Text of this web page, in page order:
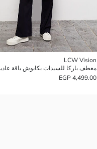
LCW Vision
4,499.00 EGP